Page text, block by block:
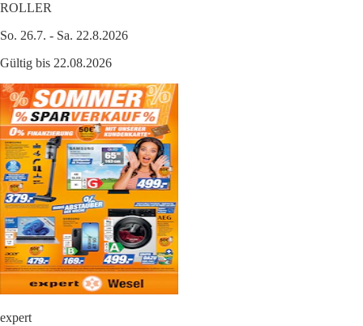
ROLLER
So. 26.7. - Sa. 22.8.2026
Gültig bis 22.08.2026
expert